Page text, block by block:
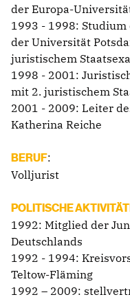
der Europa-
1993 - 1998: Studium
der Universität
juristischem
1998 - 2001:
mit 2. juristischem
2001 - 2009: Leiter
Katherina Reiche
BERUF:
Volljurist
POLITISCHE
1992: Mitglied der
Deutschlands
1992 - 1994:
Teltow-Fläming
1992 – 2009: